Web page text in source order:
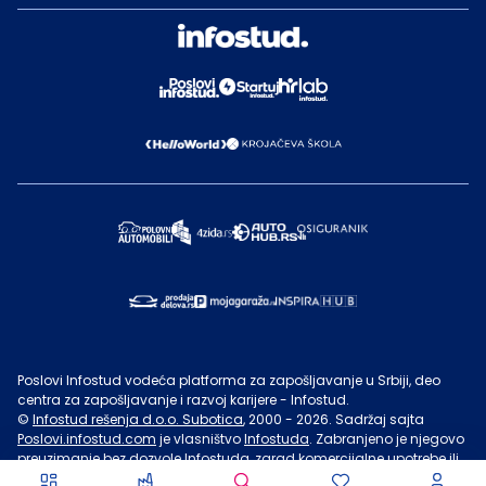
Poslovi Infostud vodeća platforma za zapošljavanje u Srbiji, deo
centra za zapošljavanje i razvoj karijere - Infostud.
© Infostud rešenja d.o.o. Subotica, 2000 - 2026. Sadržaj sajta
Poslovi.infostud.com je vlasništvoInfostuda. Zabranjeno je njegovo
preuzimanje bez dozvoleInfostuda, zarad komercijalne upotrebe ili
u druge svrhe, osim za lične potrebe posetilaca sajta.